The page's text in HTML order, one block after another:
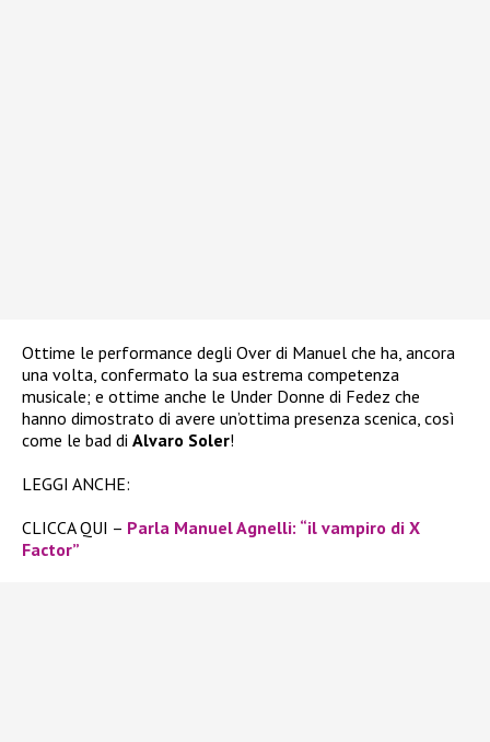
Ottime le performance degli Over di Manuel che ha, ancora
una volta, confermato la sua estrema competenza
musicale; e ottime anche le Under Donne di Fedez che
hanno dimostrato di avere un’ottima presenza scenica, così
come le bad di Alvaro Soler!
LEGGI ANCHE:
CLICCA QUI – Parla Manuel Agnelli: “il vampiro di X
Factor”